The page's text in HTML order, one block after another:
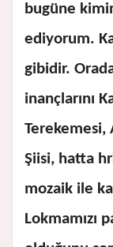
bugüne
ediyorum.
gibidir.
inançlarını
Terekemesi,
Şiisi, hatta
mozaik ile
Lokmamızı